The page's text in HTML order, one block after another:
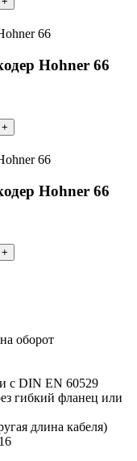
Hohner 66
+
Hohner 66
+
оборот
с DIN EN 60529
гибкий фланец или
длина кабеля)